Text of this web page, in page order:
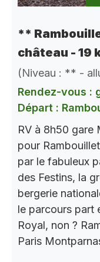
**
château - 19
(Niveau : ** -
Rendez-vous :
Départ :
RV à 8h50 gare
pour
par le fabuleux
des Festins, la
bergerie
le parcours part
Royal, non ?
Paris